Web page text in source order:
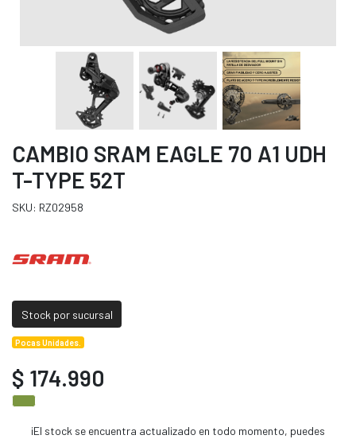
CAMBIO SRAM EAGLE 70 A1 UDH
T-TYPE 52T
SKU: RZ02958
Stock por sucursal
Pocas Unidades.
$ 174.990
¡El stock se encuentra actualizado en todo momento, puedes